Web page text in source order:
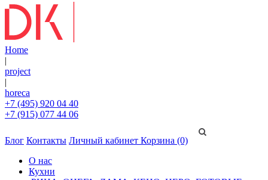
Home
|
project
|
horeca
+7 (495) 920 04 40
+7 (915) 077 44 06
Блог Контакты Личный кабинет Корзина (0)
О нас
Кухни